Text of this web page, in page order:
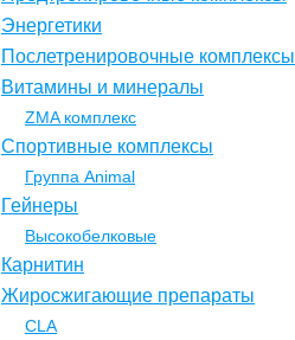
Энергетики
Послетренировочные комплексы
Витамины и минералы
ZMA комплекс
Спортивные комплексы
Группа Animal
Гейнеры
Высокобелковые
Карнитин
Жиросжигающие препараты
CLA